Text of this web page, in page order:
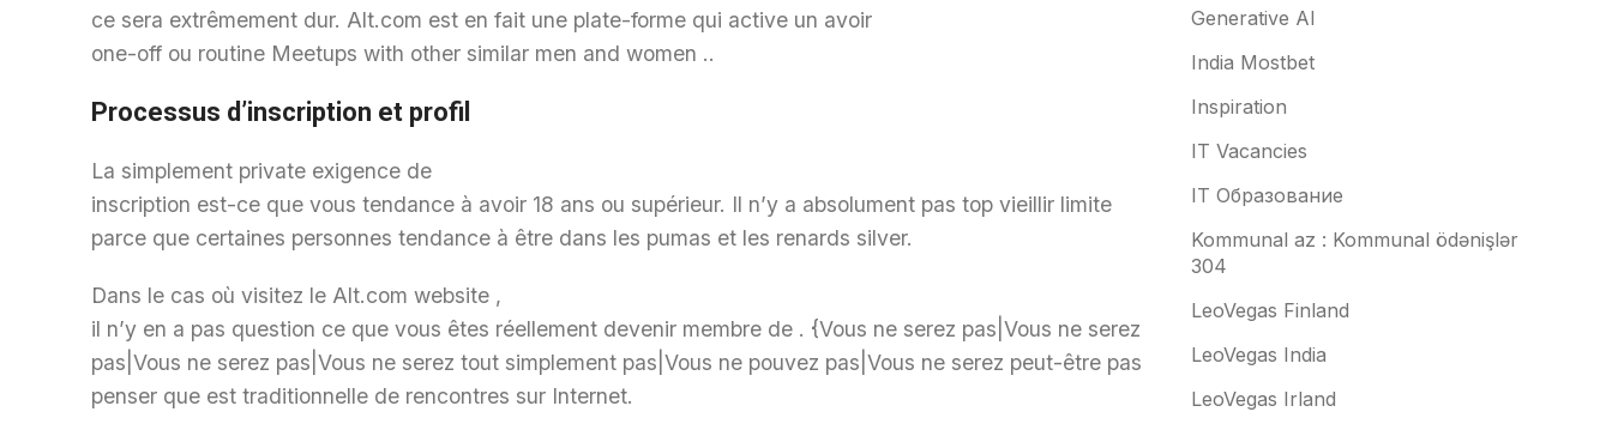
ce sera extrêmement dur. Alt.com est en fait une plate-forme qui active un avoir
one-off ou routine Meetups with other similar men and women ..
Processus d’inscription et profil
La simplement private exigence de
inscription est-ce que vous tendance à avoir 18 ans ou supérieur. Il n’y a absolument pas top vieillir limite
parce que certaines personnes tendance à être dans les pumas et les renards silver.
Dans le cas où visitez le Alt.com website ,
il n’y en a pas question ce que vous êtes réellement devenir membre de . {Vous ne serez pas|Vous ne serez
pas|Vous ne serez pas|Vous ne serez tout simplement pas|Vous ne pouvez pas|Vous ne serez peut-être pas
penser que est traditionnelle de rencontres sur Internet.
Generative AI
India Mostbet
Inspiration
IT Vacancies
IT Образование
Kommunal az : Kommunal ödənişlər
304
LeoVegas Finland
LeoVegas India
LeoVegas Irland